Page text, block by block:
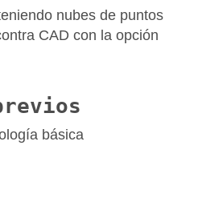
nubes de puntos
CAD con la opción
básica